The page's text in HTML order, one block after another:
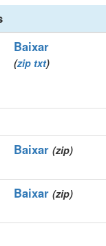
Baixar
(zip txt)
Baixar (zip)
Baixar (zip)